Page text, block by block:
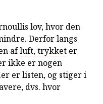
lov, hvor den
Derfor langs
afluft, trykket er
ikke er nogen
er listen, og stiger i
dvs. hvor